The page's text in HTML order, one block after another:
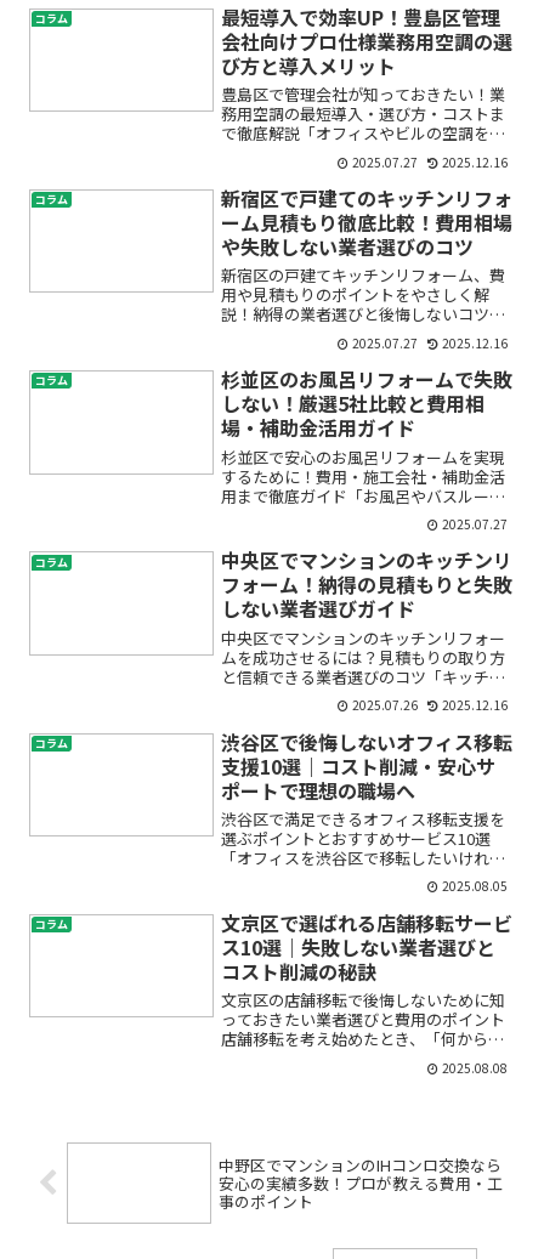
コラム
最短導入で効率UP！豊島区管理
会社向けプロ仕様業務用空調の選
び方と導入メリット
豊島区で管理会社が知っておきたい！業
務用空調の最短導入・選び方・コストま
で徹底解説「オフィスやビルの空調を一
新したいけれど、どの業務用空調を選べ
ばいいのか分からない」「設置やメンテ
ナンス、導入コストや最短での設置が不
安…」とお悩みではありま...
2025.07.27 2025.12.16
コラム
新宿区で戸建てのキッチンリフォ
ーム見積もり徹底比較！費用相場
や失敗しない業者選びのコツ
新宿区の戸建てキッチンリフォーム、費
用や見積もりのポイントをやさしく解
説！納得の業者選びと後悔しないコツ
「新宿区でキッチンリフォームを検討し
ているけど、費用がどのくらいかかるの
か不安」「どの業者に相談すれば失敗し
ない？」「見積もりの内容がよ...
2025.07.27 2025.12.16
コラム
杉並区のお風呂リフォームで失敗
しない！厳選5社比較と費用相
場・補助金活用ガイド
杉並区で安心のお風呂リフォームを実現
するために！費用・施工会社・補助金活
用まで徹底ガイド「お風呂やバスルーム
をきれいにしたいけれど、どこに依頼す
れば安心？」「費用がどれくらいかかる
のか不安…」「補助金でお得にできる
の？」杉並区でお風呂リフォ...
2025.07.27
コラム
中央区でマンションのキッチンリ
フォーム！納得の見積もりと失敗
しない業者選びガイド
中央区でマンションのキッチンリフォー
ムを成功させるには？見積もりの取り方
と信頼できる業者選びのコツ「キッチン
リフォームをしたいけど、どこから始め
ていいかわからない」「見積もりの内容
や金額が妥当か不安」「中央区のマンシ
ョンでリフォームできるか...
2025.07.26 2025.12.16
コラム
渋谷区で後悔しないオフィス移転
支援10選｜コスト削減・安心サ
ポートで理想の職場へ
渋谷区で満足できるオフィス移転支援を
選ぶポイントとおすすめサービス10選
「オフィスを渋谷区で移転したいけれ
ど、どこから始めればいいのか分からな
い」「コストはどれくらいかかる？」
「手続きやレイアウト設計も不安…」
――そんな悩みや不安をお持ちで...
2025.08.05
コラム
文京区で選ばれる店舗移転サービ
ス10選｜失敗しない業者選びと
コスト削減の秘訣
文京区の店舗移転で後悔しないために知
っておきたい業者選びと費用のポイント
店舗移転を考え始めたとき、「何から始
めればいいの？」「どんな店舗移転サー
ビスを選べば安心？」「費用がどれくら
2025.08.08
中野区でマンションのIHコンロ交換なら
安心の実績多数！プロが教える費用・工
事のポイント